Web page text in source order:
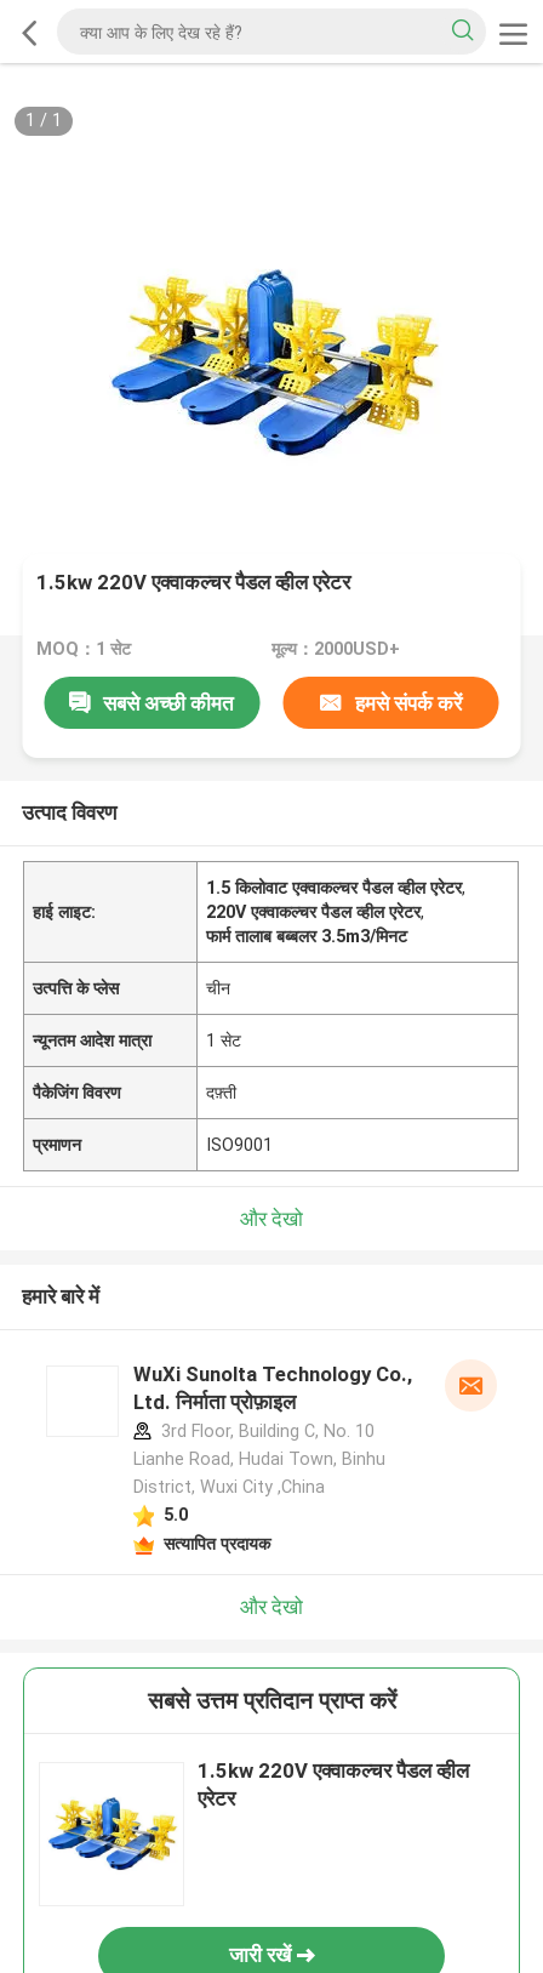
1 / 1
1.5kw 220V एक्वाकल्चर पैडल व्हील एरेटर
MOQ：1 सेट मूल्य：2000USD+
सबसे अच्छी कीमत हमसे संपर्क करें
उत्पाद विवरण
हाई लाइट:
1.5 किलोवाट एक्वाकल्चर पैडल व्हील एरेटर,
220V एक्वाकल्चर पैडल व्हील एरेटर,
फार्म तालाब बब्बलर 3.5m3/मिनट
उत्पत्ति के प्लेस चीन
न्यूनतम आदेश मात्रा 1 सेट
पैकेजिंग विवरण दफ़्ती
प्रमाणन ISO9001
और देखो
हमारे बारे में
WuXi Sunolta Technology Co.,
Ltd. निर्माता प्रोफ़ाइल
3rd Floor, Building C, No. 10
Lianhe Road, Hudai Town, Binhu
District, Wuxi City ,China
5.0
सत्यापित प्रदायक
और देखो
सबसे उत्तम प्रतिदान प्राप्त करें
1.5kw 220V एक्वाकल्चर पैडल व्हील
एरेटर
जारी रखें